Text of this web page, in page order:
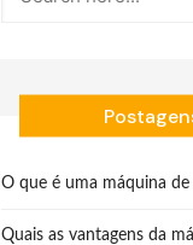
O que é uma máquina de
Quais as vantagens da